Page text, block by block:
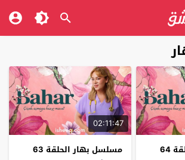
مسلسل بهار الحلقة 64
02:11:47
مسلسل بهار الحلقة 63